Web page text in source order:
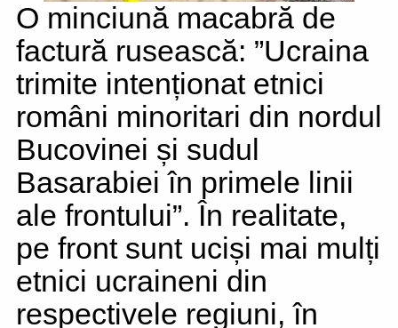
O minciună macabră de
factură rusească: ”Ucraina
trimite intenționat etnici
români minoritari din nordul
Bucovinei și sudul
Basarabiei în primele linii
ale frontului”. În realitate,
pe front sunt uciși mai mulți
etnici ucraineni din
respectivele regiuni, în